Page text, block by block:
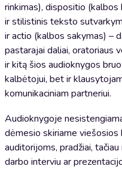
rinkimas), dispositio
ir stilistinis teksto
ir actio (kalbos sakymas) –
pastarajai daliai, oratoriaus
ir kitą šios audioknygos
kalbėtojui, bet ir
komunikaciniam partneriui.
Audioknygoje
dėmesio skiriame
auditorijoms, pradžiai,
darbo interviu ar